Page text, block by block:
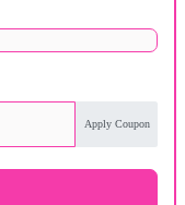
Apply Coupon